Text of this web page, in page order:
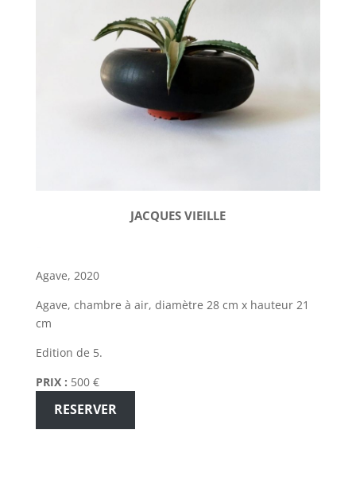
JACQUES VIEILLE
Agave, 2020
Agave, chambre à air, diamètre 28 cm x hauteur 21
cm
Edition de 5.
PRIX : 500 €
RESERVER